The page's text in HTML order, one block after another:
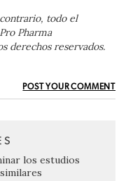
todo el
Pharma
derechos reservados.
POST YOUR COMMENT
los estudios